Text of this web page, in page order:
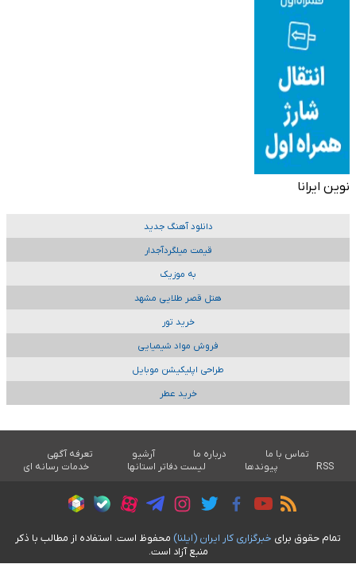
نوین ایرانا
دانلود آهنگ جدید
قیمت میلگردآجدار
به موزیک
هتل قصر طلایی مشهد
خرید تور
فروش مواد شیمیایی
طراحی اپلیکیشن موبایل
خرید عطر
تماس با ما درباره ما آرشیو
تعرفه آگهی
RSS
پیوندها لیست دفاتر استانها خدمات رسانه ای
تمام حقوق برای خبرگزاری کار ايران (ايلنا) محفوظ است. استفاده از مطالب با ذکر
منبع آزاد است.